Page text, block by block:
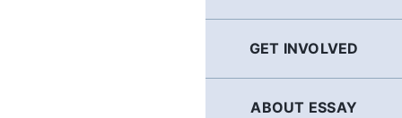
GET INVOLVED
ABOUT ESSAY